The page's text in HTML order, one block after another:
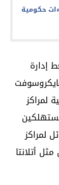
حكومية
إدارة
لمراكز
لمراكز
أتلانتا